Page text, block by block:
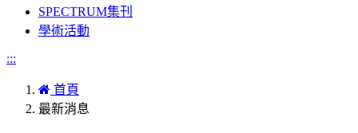
SPECTRUM集刊
學術活動
:::
首頁
最新消息